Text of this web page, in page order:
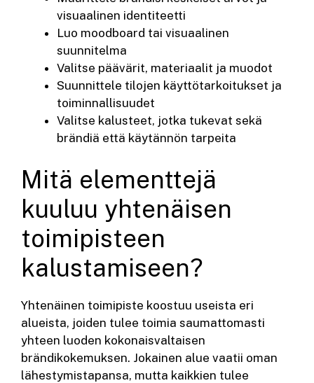
visuaalinen identiteetti
Luo moodboard tai visuaalinen
suunnitelma
Valitse päävärit, materiaalit ja muodot
Suunnittele tilojen käyttötarkoitukset ja
toiminnallisuudet
Valitse kalusteet, jotka tukevat sekä
brändiä että käytännön tarpeita
Mitä elementtejä
kuuluu yhtenäisen
toimipisteen
kalustamiseen?
Yhtenäinen toimipiste koostuu useista eri
alueista, joiden tulee toimia saumattomasti
yhteen luoden kokonaisvaltaisen
brändikokemuksen. Jokainen alue vaatii oman
lähestymistapansa, mutta kaikkien tulee